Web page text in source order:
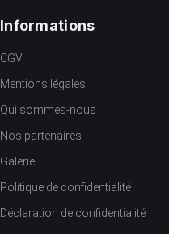
Informations
CGV
Mentions légales
Qui sommes-nous
Nos partenaires
Galerie
Politique de confidentialité
Déclaration de confidentialité